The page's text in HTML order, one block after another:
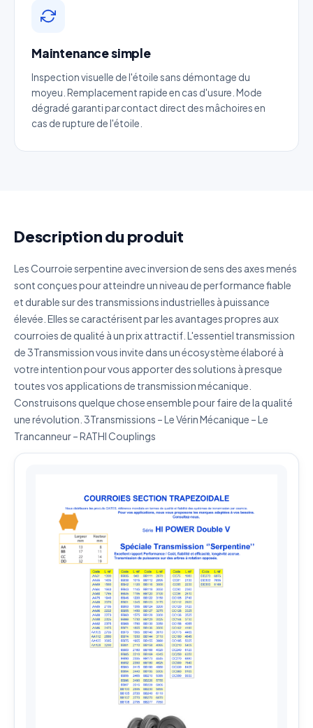
Maintenance simple
Inspection visuelle de l'étoile sans démontage du
moyeu. Remplacement rapide en cas d'usure. Mode
dégradé garanti par contact direct des mâchoires en
cas de rupture de l'étoile.
Description du produit
Les Courroie serpentine avec inversion de sens des axes menés
sont conçues pour atteindre un niveau de performance fiable
et durable sur des transmissions industrielles à puissance
élevée. Elles se caractérisent par les avantages propres aux
courroies de qualité à un prix attractif. L'essentiel transmission
de 3Transmission vous invite dans un écosystème élaboré à
votre intention pour vous apporter des solutions à presque
toutes vos applications de transmission mécanique.
Construisons quelque chose ensemble pour faire de la qualité
une révolution. 3Transmissions – Le Vérin Mécanique – Le
Trancanneur – RATHI Couplings
Email
Catégorie
Référence produit
Décrivez votre besoin
J'accepte que mes données soient utilisées pour traiter
ma demande.
Politique de confidentialité
Envoyer ma demande de devis
Vos données sont protégées et ne seront jamais
partagées